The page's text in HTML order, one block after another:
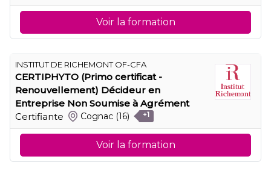
Voir la formation
INSTITUT DE RICHEMONT OF-CFA
CERTIPHYTO (Primo certificat -
Renouvellement) Décideur en
Entreprise Non Soumise à Agrément
Certifiante
Cognac (16) +1
Voir la formation